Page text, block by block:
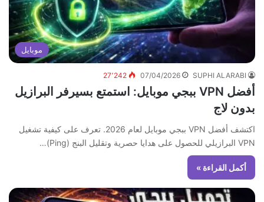
موبايل
SUPHI ALARABI
07/04/2026 27٬242
أفضل VPN ببجي موبايل: استمتع بسيرفر البرازيل
بدون لاج
اكتشف أفضل VPN ببجي موبايل لعام 2026. تعرف على كيفية تشغيل
VPN البرازيلي للحصول على هدايا حصرية وتقليل البنج (Ping)…
أكمل القراءة »